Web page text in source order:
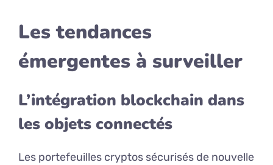
Les tendances
émergentes à surveiller
L’intégration blockchain dans
les objets connectés
Les portefeuilles cryptos sécurisés de nouvelle